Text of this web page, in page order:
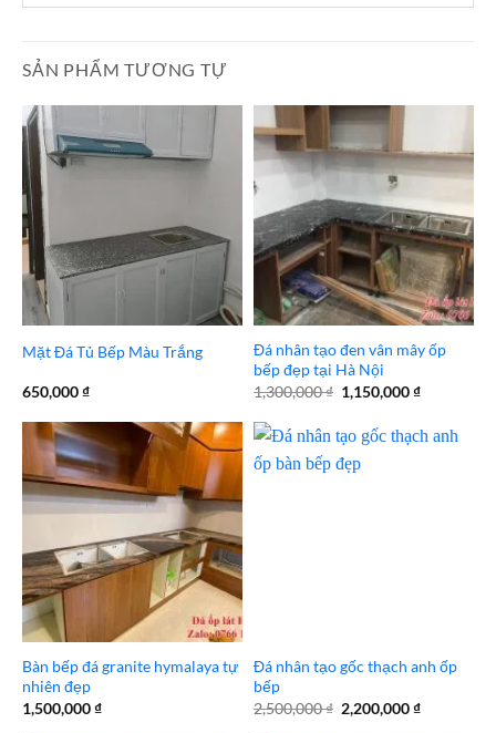
SẢN PHẨM TƯƠNG TỰ
Mặt Đá Tủ Bếp Màu Trắng
650,000₫
Đá nhân tạo đen vân mây ốp
bếp đẹp tại Hà Nội
1,300,000₫ Giá
gốc
1,300,000 ₫.
1,150,000₫Giá
là:
Bàn bếp đá granite hymalaya tự
nhiên đẹp
1,500,000₫
Đá nhân tạo gốc thạch anh ốp
bếp
2,500,000₫ Giá
gốc
2,200,000₫Giá